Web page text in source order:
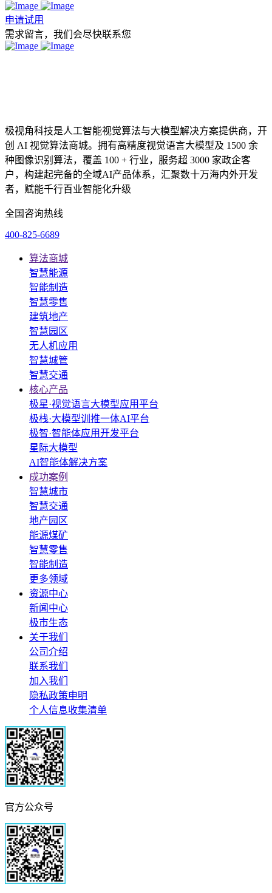
申请试用
需求留言，我们会尽快联系您
极视角科技是人工智能视觉算法与大模型解决方案提供商，开
创 AI 视觉算法商城。拥有高精度视觉语言大模型及 1500 余
种图像识别算法，覆盖 100 + 行业，服务超 3000 家政企客
户，构建起完备的全域AI产品体系，汇聚数十万海内外开发
者，赋能千行百业智能化升级
全国咨询热线
400-825-6689
算法商城
智慧能源
智能制造
智慧零售
建筑地产
智慧园区
无人机应用
智慧城管
智慧交通
核心产品
极星·视觉语言大模型应用平台
极栈·大模型训推一体AI平台
极智·智能体应用开发平台
星际大模型
AI智能体解决方案
成功案例
智慧城市
智慧交通
地产园区
能源煤矿
智慧零售
智能制造
更多领域
资源中心
新闻中心
极市生态
关于我们
公司介绍
联系我们
加入我们
隐私政策申明
个人信息收集清单
官方公众号